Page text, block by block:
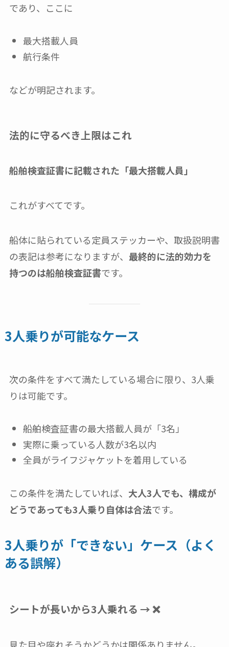
であり、ここに
最大搭載人員
航行条件
などが明記されます。
法的に守るべき上限はこれ
船舶検査証書に記載された「最大搭載人員」
これがすべてです。
船体に貼られている定員ステッカーや、取扱説明書
の表記は参考になりますが、 最終的に法的効力を
持つのは船舶検査証書です。
3人乗りが可能なケース
次の条件をすべて満たしている場合に限り、3人乗
りは可能です。
船舶検査証書の最大搭載人員が「3名」
実際に乗っている人数が3名以内
全員がライフジャケットを着用している
この条件を満たしていれば、 大人3人でも、構成が
どうであっても3人乗り自体は合法です。
3人乗りが「できない」ケース（よく
ある誤解）
シートが長いから3人乗れる → ❌
見た目や座れそうかどうかは関係ありません。